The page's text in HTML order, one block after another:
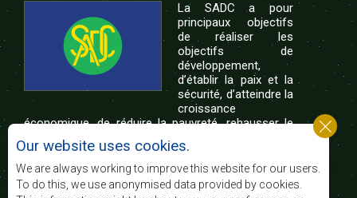
La SADC a pour
principaux objectifs
de réaliser les
objectifs de
développement,
d’établir la paix et la
sécurité, d’atteindre la
croissance
économique, de réduire la pauvreté, rehausser le
niveau et la qualité de vie du peuple de l’Afrique
australe et d’appuyer les défavorisés sociaux par le
biais de l’intégration régionale, de principes
démocratiques consolidés et d’un développement
Our website uses cookies.
We are always working to improve this website for our users.
To do this, we use anonymised data provided by cookies.